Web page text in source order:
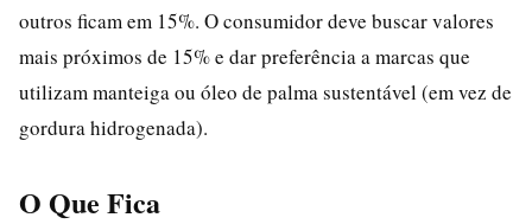
outros ficam em 15%. O consumidor deve buscar valores
mais próximos de 15% e dar preferência a marcas que
utilizam manteiga ou óleo de palma sustentável (em vez de
gordura hidrogenada).
O Que Fica